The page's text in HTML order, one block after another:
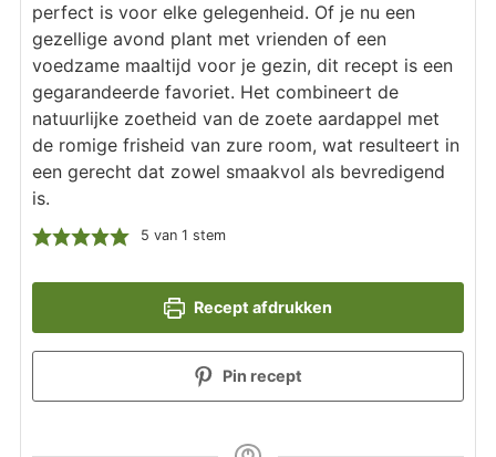
perfect is voor elke gelegenheid. Of je nu een
gezellige avond plant met vrienden of een
voedzame maaltijd voor je gezin, dit recept is een
gegarandeerde favoriet. Het combineert de
natuurlijke zoetheid van de zoete aardappel met
de romige frisheid van zure room, wat resulteert in
een gerecht dat zowel smaakvol als bevredigend
is.
5 van 1 stem
Recept afdrukken
Pin recept